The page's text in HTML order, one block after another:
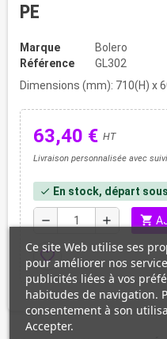
PE
Marque
Bolero
Référence
GL302
Dimensions (mm): 710(H) x
63,40 € HT
Livraison personnalisée avec suivi
check En stock, départ
remove add shopping_cart
favorite_border
Ce site Web utilise ses
pour améliorer nos
publicités liées à vos
habitudes de navigation.
consentement à son
Accepter.